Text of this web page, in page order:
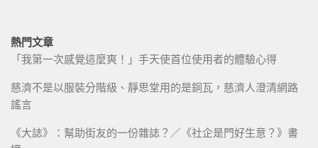
熱門文章
「我第一次感覺這麼爽！」手天使首位使用者的體驗心得
慈濟不是以服裝分階級、靜思堂用的是銅瓦，慈濟人澄清網路
謠言
《大誌》：幫助街友的一份雜誌？／《社企是門好生意？》書